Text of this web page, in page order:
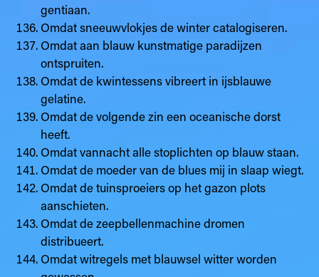
gentiaan.
Omdat sneeuwvlokjes de winter catalogiseren.
Omdat aan blauw kunstmatige paradijzen
ontspruiten.
Omdat de kwintessens vibreert in ijsblauwe
gelatine.
Omdat de volgende zin een oceanische dorst
heeft.
Omdat vannacht alle stoplichten op blauw staan.
Omdat de moeder van de blues mij in slaap wiegt.
Omdat de tuinsproeiers op het gazon plots
aanschieten.
Omdat de zeepbellenmachine dromen
distribueert.
Omdat witregels met blauwsel witter worden